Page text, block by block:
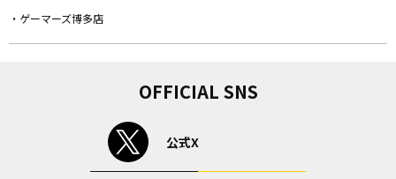
・ゲーマーズ博多店
OFFICIAL SNS
公式X